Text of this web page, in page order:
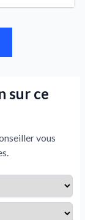
sur ce
vous